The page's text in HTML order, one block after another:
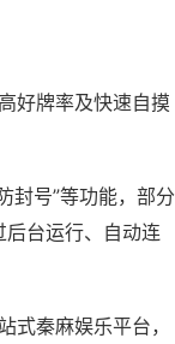
好牌率及快速自摸
封号”等功能，部分
后台运行、自动连
秦麻娱乐平台，